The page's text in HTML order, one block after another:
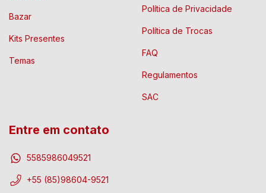
Bazar
Kits Presentes
Temas
Política de Privacidade
Política de Trocas
FAQ
Regulamentos
SAC
Entre em contato
5585986049521
+55 (85)98604-9521